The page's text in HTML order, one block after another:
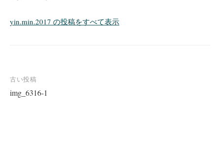
yin.min.2017 の投稿をすべて表示
投
稿
古い投稿
img_6316-1